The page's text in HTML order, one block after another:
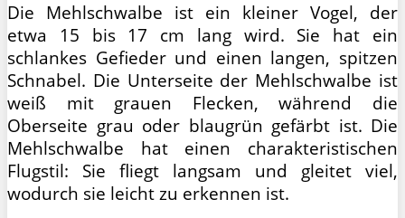
Die Mehlschwalbe ist ein kleiner Vogel, der
etwa 15 bis 17 cm lang wird. Sie hat ein
schlankes Gefieder und einen langen, spitzen
Schnabel. Die Unterseite der Mehlschwalbe ist
weiß mit grauen Flecken, während die
Oberseite grau oder blaugrün gefärbt ist. Die
Mehlschwalbe hat einen charakteristischen
Flugstil: Sie fliegt langsam und gleitet viel,
wodurch sie leicht zu erkennen ist.